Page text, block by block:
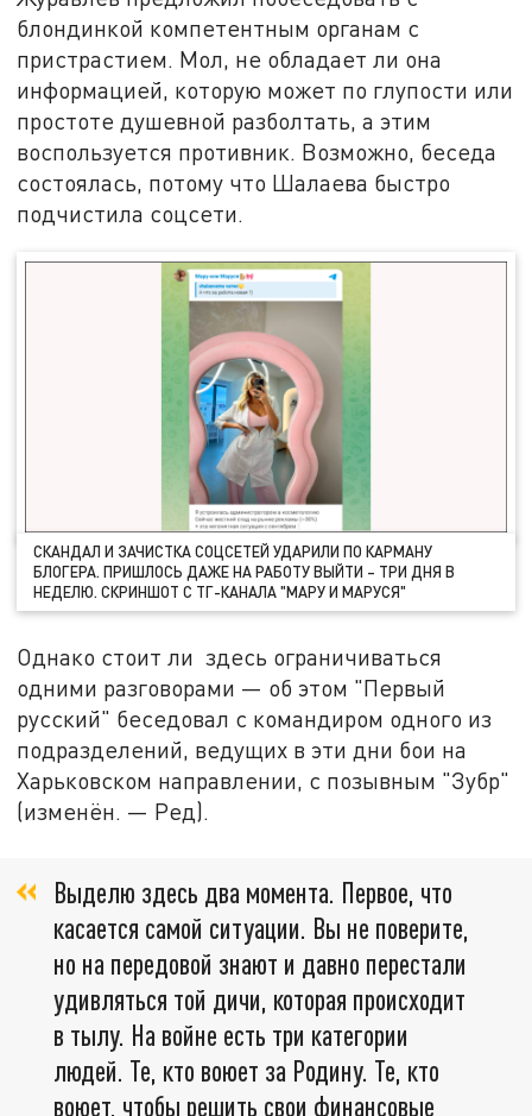
блондинкой компетентным органам с
пристрастием. Мол, не обладает ли она
информацией, которую может по глупости или
простоте душевной разболтать, а этим
воспользуется противник. Возможно, беседа
состоялась, потому что Шалаева быстро
подчистила соцсети.
СКАНДАЛ И ЗАЧИСТКА СОЦСЕТЕЙ УДАРИЛИ ПО КАРМАНУ
БЛОГЕРА. ПРИШЛОСЬ ДАЖЕ НА РАБОТУ ВЫЙТИ – ТРИ ДНЯ В
НЕДЕЛЮ. СКРИНШОТ С ТГ-КАНАЛА "МАРУ И МАРУСЯ"
Однако стоит ли здесь ограничиваться
одними разговорами — об этом "Первый
русский" беседовал с командиром одного из
подразделений, ведущих в эти дни бои на
Харьковском направлении, с позывным "Зубр"
(изменён. — Ред).
Выделю здесь два момента. Первое, что
касается самой ситуации. Вы не поверите,
но на передовой знают и давно перестали
удивляться той дичи, которая происходит
в тылу. На войне есть три категории
людей. Те, кто воюет за Родину. Те, кто
воюет, чтобы решить свои финансовые